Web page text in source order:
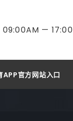
09:00AM — 17:00
APP官方网站入口